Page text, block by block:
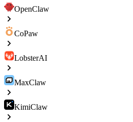
OpenClaw
CoPaw
LobsterAI
MaxClaw
KimiClaw